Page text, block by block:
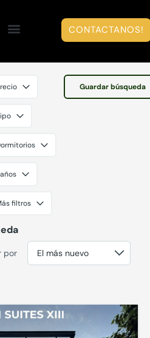
CONTACTANOS!
Guardar búsqueda
filtros
por